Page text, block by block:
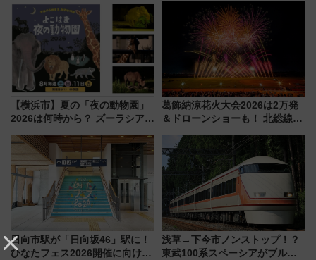
で都心から約1時間半で夏の絶景
を！
月7日限定 ソフトバンクホーク
スとコラボ
【横浜市】夏の「夜の動物園」
2026は何時から？ ズーラシア・
見どころ、限定イベントを徹底
解説！
葛飾納涼花火大会2026は2万発
＆ドローンショーも！ 北総線を
車、観覧スポット情報と周辺観
光まとめ（7/28開催）
日向市駅が「日向坂46」駅に！
ひなたフェス2026開催に向けJR
浅草→下今市ノンストップ！？
東武100系スペーシアがブルー